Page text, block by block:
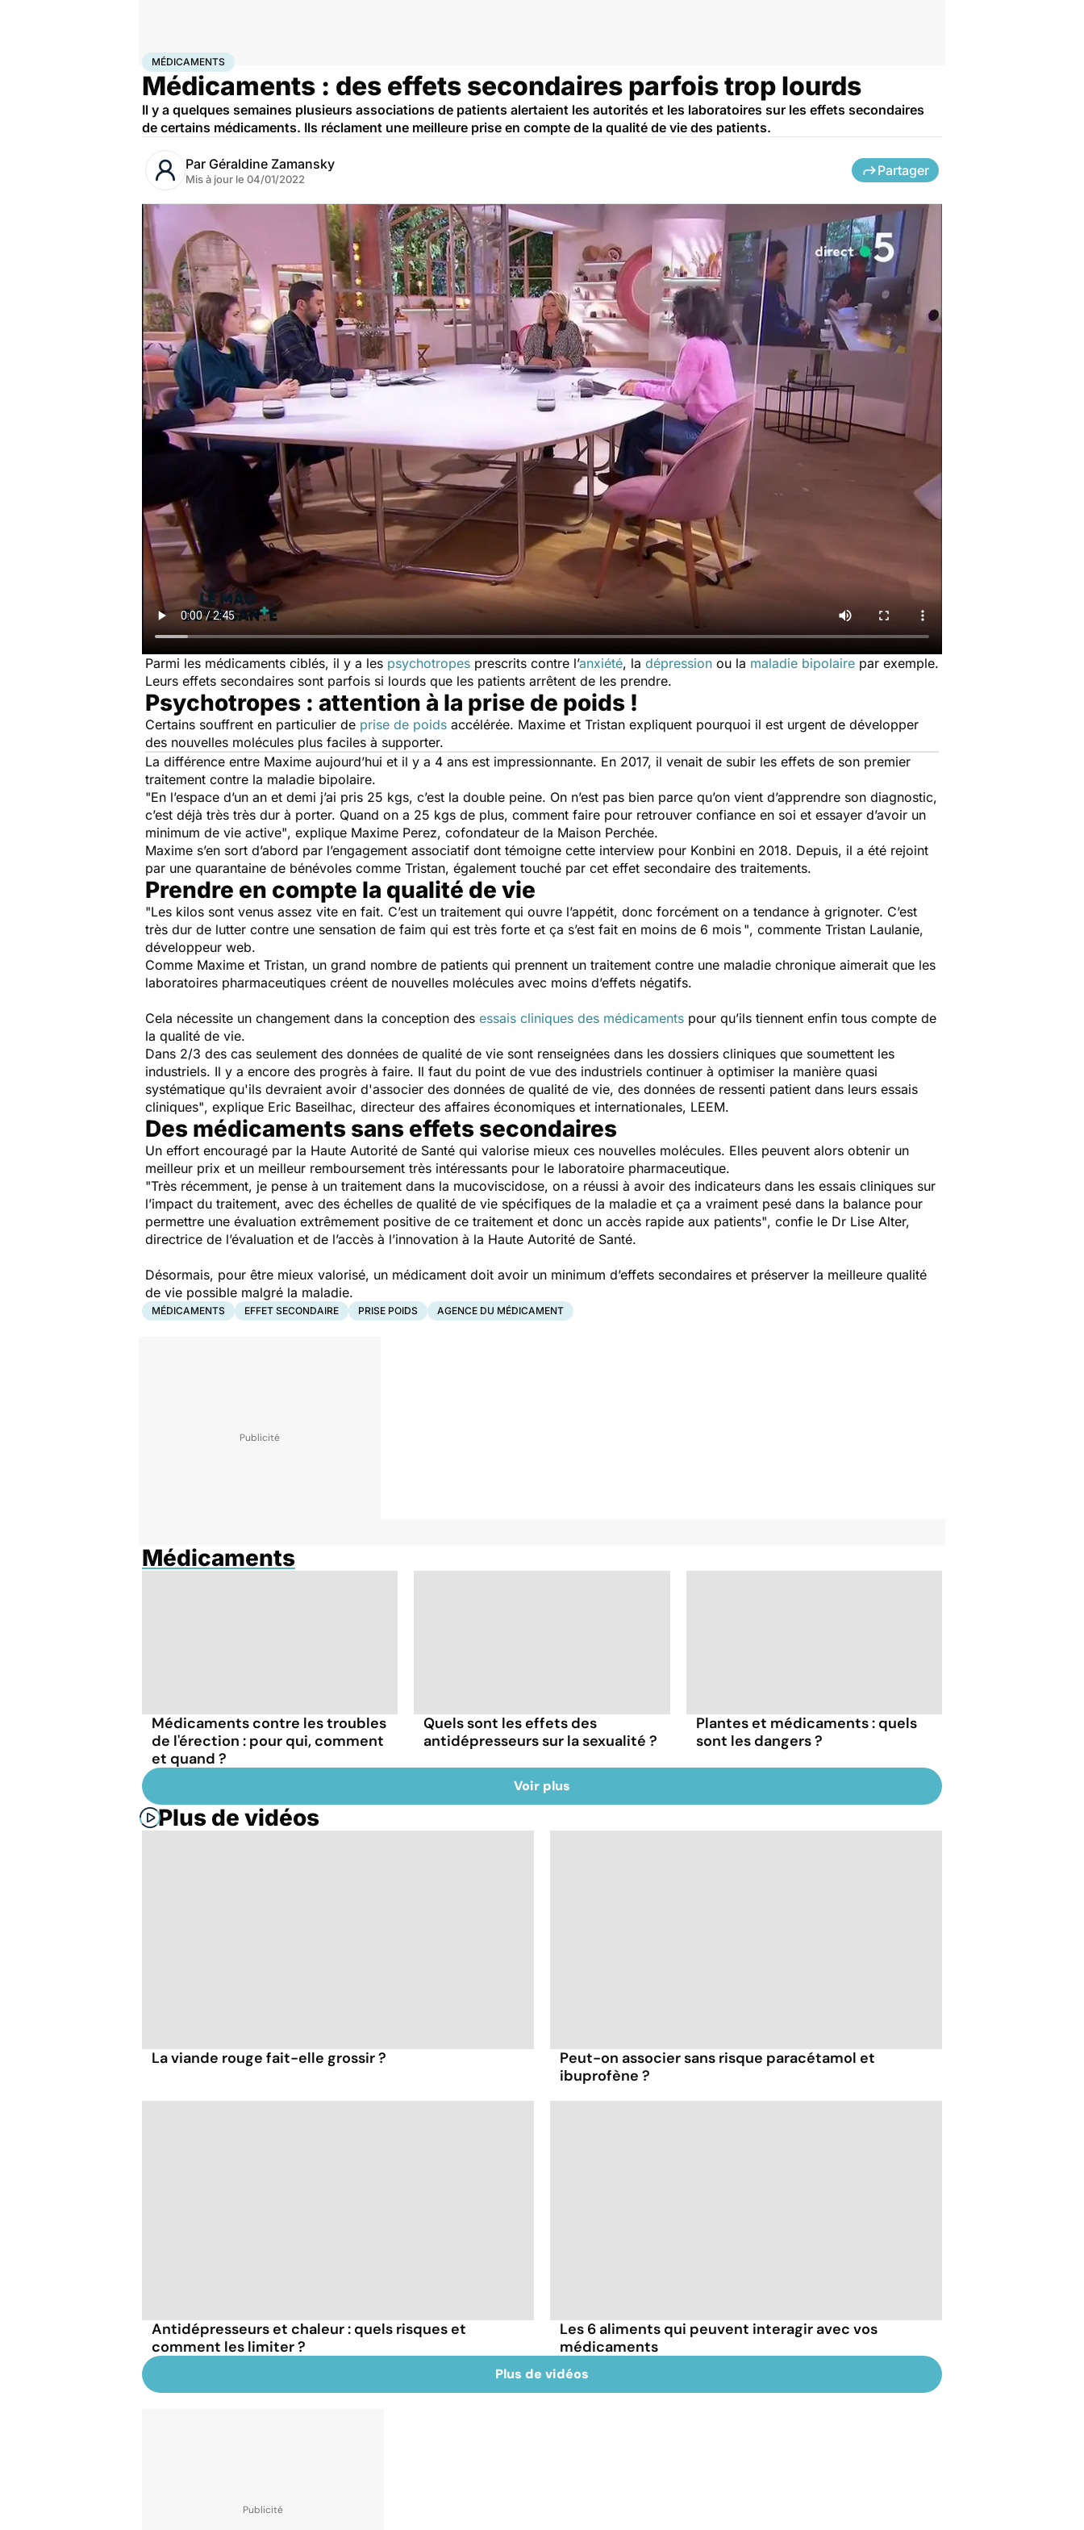
AccueilSantéMédicaments
MÉDICAMENTS
Médicaments : des effets secondaires parfois trop lourds
Il y a quelques semaines plusieurs associations de patients alertaient les autorités et les laboratoires sur les effets secondaires
de certains médicaments. Ils réclament une meilleure prise en compte de la qualité de vie des patients.
Par Géraldine Zamansky
Mis à jour le 04/01/2022
Partager
Parmi les médicaments ciblés, il y a les psychotropes prescrits contre l’anxiété, la dépression ou la maladie bipolaire par exemple.
Leurs effets secondaires sont parfois si lourds que les patients arrêtent de les prendre.
Psychotropes : attention à la prise de poids !
Certains souffrent en particulier de prise de poids accélérée. Maxime et Tristan expliquent pourquoi il est urgent de développer
des nouvelles molécules plus faciles à supporter.
La différence entre Maxime aujourd’hui et il y a 4 ans est impressionnante. En 2017, il venait de subir les effets de son premier
traitement contre la maladie bipolaire.
"En l’espace d’un an et demi j’ai pris 25 kgs, c’est la double peine. On n’est pas bien parce qu’on vient d’apprendre son diagnostic,
c’est déjà très très dur à porter. Quand on a 25 kgs de plus, comment faire pour retrouver confiance en soi et essayer d’avoir un
minimum de vie active", explique Maxime Perez, cofondateur de la Maison Perchée.
Maxime s’en sort d’abord par l’engagement associatif dont témoigne cette interview pour Konbini en 2018. Depuis, il a été rejoint
par une quarantaine de bénévoles comme Tristan, également touché par cet effet secondaire des traitements.
Prendre en compte la qualité de vie
"Les kilos sont venus assez vite en fait. C’est un traitement qui ouvre l’appétit, donc forcément on a tendance à grignoter. C’est
très dur de lutter contre une sensation de faim qui est très forte et ça s’est fait en moins de 6 mois ", commente Tristan Laulanie,
développeur web.
Comme Maxime et Tristan, un grand nombre de patients qui prennent un traitement contre une maladie chronique aimerait que les
laboratoires pharmaceutiques créent de nouvelles molécules avec moins d’effets négatifs.
Cela nécessite un changement dans la conception des essais cliniques des médicaments pour qu’ils tiennent enfin tous compte de
la qualité de vie.
Dans 2/3 des cas seulement des données de qualité de vie sont renseignées dans les dossiers cliniques que soumettent les
industriels. Il y a encore des progrès à faire. Il faut du point de vue des industriels continuer à optimiser la manière quasi
systématique qu'ils devraient avoir d'associer des données de qualité de vie, des données de ressenti patient dans leurs essais
cliniques", explique Eric Baseilhac, directeur des affaires économiques et internationales, LEEM.
Des médicaments sans effets secondaires
Un effort encouragé par la Haute Autorité de Santé qui valorise mieux ces nouvelles molécules. Elles peuvent alors obtenir un
meilleur prix et un meilleur remboursement très intéressants pour le laboratoire pharmaceutique.
"Très récemment, je pense à un traitement dans la mucoviscidose, on a réussi à avoir des indicateurs dans les essais cliniques sur
l’impact du traitement, avec des échelles de qualité de vie spécifiques de la maladie et ça a vraiment pesé dans la balance pour
permettre une évaluation extrêmement positive de ce traitement et donc un accès rapide aux patients", confie le Dr Lise Alter,
directrice de l’évaluation et de l’accès à l’innovation à la Haute Autorité de Santé.
Désormais, pour être mieux valorisé, un médicament doit avoir un minimum d’effets secondaires et préserver la meilleure qualité
de vie possible malgré la maladie.
MÉDICAMENTS EFFET SECONDAIRE PRISE POIDS AGENCE DU MÉDICAMENT
Médicaments
Médicaments contre les troubles
de l'érection : pour qui, comment
et quand ?
Quels sont les effets des
antidépresseurs sur la sexualité ?
Plantes et médicaments : quels
sont les dangers ?
Voir plus
Plus de vidéos
La viande rouge fait-elle grossir ?
Peut-on associer sans risque paracétamol et
ibuprofène ?
Antidépresseurs et chaleur : quels risques et
comment les limiter ?
Les 6 aliments qui peuvent interagir avec vos
médicaments
Plus de vidéos